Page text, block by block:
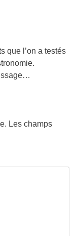
que l’on a testés
Les champs